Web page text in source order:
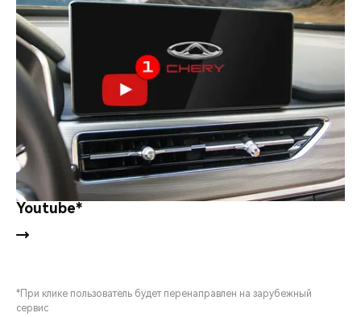
Youtube*
*При клике пользователь будет перенаправлен на зарубежный
сервис